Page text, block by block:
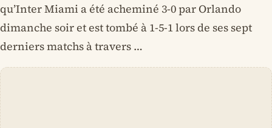
qu’Inter Miami a été acheminé 3-0 par Orlando
dimanche soir et est tombé à 1-5-1 lors de ses sept
derniers matchs à travers …